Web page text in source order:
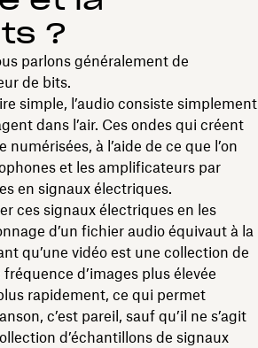
?
parlons généralement de
de bits.
simple, l’audio consiste simplement
dans l’air. Ces ondes qui créent
à l’aide de ce que l’on
et les amplificateurs par
en signaux électriques.
ces signaux électriques en les
d’un fichier audio équivaut à la
qu’une vidéo est une collection de
d’images plus élevée
rapidement, ce qui permet
c’est pareil, sauf qu’il ne s’agit
d’échantillons de signaux